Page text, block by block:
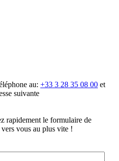
au: +33 3 28 35 08 00 et
suivante
rapidement le formulaire de
vous au plus vite !